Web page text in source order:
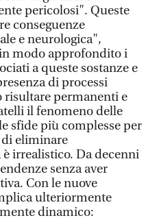
pericolosi". Queste
conseguenze
e neurologica",
modo approfondito i
a queste sostanze e
di processi
risultare permanenti e
il fenomeno delle
sfide più complesse per
di eliminare
irrealistico. Da decenni
senza aver
Con le nuove
ulteriormente
dinamico: